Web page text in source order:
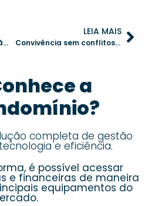
O síndico 4.0 e a revolução na administração de condomínios
LEIA MAIS
Convivência sem conflitos: afinal, como criar um ambiente mais pacífico no condomínio?
a
completa de gestão
e eficiência.
é possível acessar
e financeiras de maneira
equipamentos do